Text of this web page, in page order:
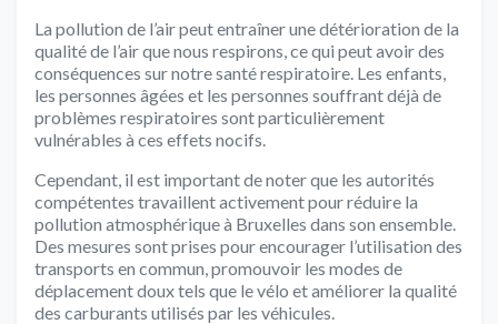
La pollution de l’air peut entraîner une détérioration de la
qualité de l’air que nous respirons, ce qui peut avoir des
conséquences sur notre santé respiratoire. Les enfants,
les personnes âgées et les personnes souffrant déjà de
problèmes respiratoires sont particulièrement
vulnérables à ces effets nocifs.
Cependant, il est important de noter que les autorités
compétentes travaillent activement pour réduire la
pollution atmosphérique à Bruxelles dans son ensemble.
Des mesures sont prises pour encourager l’utilisation des
transports en commun, promouvoir les modes de
déplacement doux tels que le vélo et améliorer la qualité
des carburants utilisés par les véhicules.